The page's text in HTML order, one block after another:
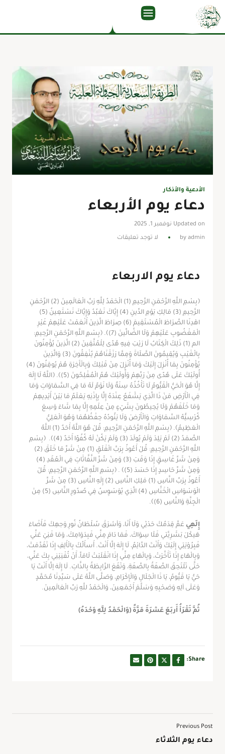
الأدعية والأذكار
دعاء يوم الأربعاء
Updated on نوفمبر 1, 2025
by admin لا توجد تعليقات
دعاء يوم الاربعاء
﴿بِسْمِ اللَّهِ الرَّحْمَنِ الرَّحِيمِ (1) الْحَمْدُ لِلَّهِ رَبِّ الْعَالَمِينَ (2) الرَّحْمَنِ
الرَّحِيمِ (3) مَالِكِ يَوْمِ الدِّينِ (4) إِيَّاكَ نَعْبُدُ وَإِيَّاكَ نَسْتَعِينُ (5)
اهْدِنَا الصِّرَاطَ الْمُسْتَقِيمَ (6) صِرَاطَ الَّذِينَ أَنْعَمْتَ عَلَيْهِمْ غَيْرِ
الْمَغْضُوبِ عَلَيْهِمْ وَلَا الضَّالِّينَ (7)﴾. ﴿بِسْمِ اللَّهِ الرَّحْمَنِ الرَّحِيمِ:
الم (1) ذَلِكَ الْكِتَابُ لَا رَيْبَ فِيهِ هُدًى لِلْمُتَّقِينَ (2) الَّذِينَ يُؤْمِنُونَ
بِالْغَيْبِ وَيُقِيمُونَ الصَّلَاةَ وَمِمَّا رَزَقْنَاهُمْ يُنْفِقُونَ (3) وَالَّذِينَ
يُؤْمِنُونَ بِمَا أُنْزِلَ إِلَيْكَ وَمَا أُنْزِلَ مِنْ قَبْلِكَ وَبِالْآَخِرَةِ هُمْ يُوقِنُونَ (4)
أُولَئِكَ عَلَى هُدًى مِنْ رَبِّهِمْ وَأُولَئِكَ هُمُ الْمُفْلِحُونَ (5)﴾. ﴿اللَّهُ لَا إِلَهَ
إِلَّا هُوَ الْحَيُّ الْقَيُّومُ لَا تَأْخُذُهُ سِنَةٌ وَلَا نَوْمٌ لَهُ مَا فِي السَّمَاوَاتِ وَمَا
فِي الْأَرْضِ مَنْ ذَا الَّذِي يَشْفَعُ عِنْدَهُ إِلَّا بِإِذْنِهِ يَعْلَمُ مَا بَيْنَ أَيْدِيهِمْ
وَمَا خَلْفَهُمْ وَلَا يُحِيطُونَ بِشَيْءٍ مِنْ عِلْمِهِ إِلَّا بِمَا شَاءَ وَسِعَ
كُرْسِيُّهُ السَّمَاوَاتِ وَالْأَرْضَ وَلَا يَئُودُهُ حِفْظُهُمَا وَهُوَ الْعَلِيُّ
الْعَظِيمُ﴾. ﴿بِسْمِ اللَّهِ الرَّحْمَنِ الرَّحِيمِ: قُلْ هُوَ اللَّهُ أَحَدٌ (1) اللَّهُ
الصَّمَدُ (2) لَمْ يَلِدْ وَلَمْ يُولَدْ (3) وَلَمْ يَكُنْ لَهُ كُفُوًا أَحَدٌ (4)﴾. ﴿بِسْمِ
اللَّهِ الرَّحْمَنِ الرَّحِيمِ: قُلْ أَعُوذُ بِرَبِّ الْفَلَقِ (1) مِنْ شَرِّ مَا خَلَقَ (2)
وَمِنْ شَرِّ غَاسِقٍ إِذَا وَقَبَ (3) وَمِنْ شَرِّ النَّفَّاثَاتِ فِي الْعُقَدِ (4)
وَمِنْ شَرِّ حَاسِدٍ إِذَا حَسَدَ (5)﴾ . ﴿بِسْمِ اللَّهِ الرَّحْمَنِ الرَّحِيمِ: قُلْ
أَعُوذُ بِرَبِّ النَّاسِ (1) مَلِكِ النَّاسِ (2) إِلَهِ النَّاسِ (3) مِنْ شَرِّ
الْوَسْوَاسِ الْخَنَّاسِ (4) الَّذِي يُوَسْوِسُ فِي صُدُورِ النَّاسِ (5) مِنَ
الْجِنَّةِ وَالنَّاسِ (6)﴾.
إِلَهِي عَمَّ قِدَمُكَ حَدْثِي وَلَا أَنَا، وَأشرَقَ سُلْطَانُ نُورِ وَجهِكَ فَأَضَاءَ
هَيكَلَ بَشَرِيَّتي فَلَا سِوَاكَ، فَمَا دَامَ مِنِّي فَبِدَوَامِكَ، وَمَا فَنِيَ عَنِّي
فَبِرُؤيَتِي إِلَيْكَ وَأَنْتَ الدَّائِمُ، لَا إِلَهَ إلَّا أَنْتَ. أَسأَلُكَ بِالْأَلِفِ إِذَا تَقَدَّمَتْ،
وَبِالْهَاءِ إِذَا تَأَخَّرَتْ، وَبِالْهَاءِ مِنِّي إِذَا انْقَلَبَتْ لَامَاً، أَنْ تُفْنِيَنِي بِكَ عَنِّي،
حَتَّى تَلْتَحِقَ الصِّفَةُ بِالصِّفَةِ، وَتَقَعَ الرَّابِطَةُ بِالذَّاتِ. لَا إِلَهَ إلَّا أَنْتَ يَا
حَيُّ يَا قَيُّومُ، يَا ذَا الْجَلَالِ وَالْإِكْرَامِ، وَصَلَّى اللَّهُ عَلَى سَيِّدِنَا مُحَمَّدٍ
وَعَلَى آلِهِ وَصَحْبِهِ وَسَلَّمَ أَجْمَعِينَ، وَالْحَمْدُ للَّهِ رَبِّ الْعَالَمِينَ.
ثُمَّ تَقْرَأُ أَربَعَ عَشرَةَ مَرَّةً (وَالْحَمْدُ لِلَّهِ وَحْدَهُ)
Share:
Previous Post
دعاء يوم الثلاثاء